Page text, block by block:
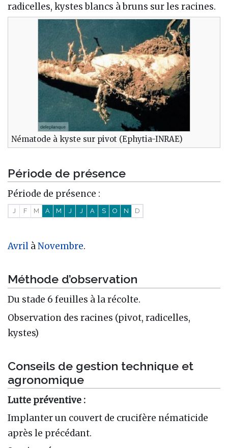
radicelles, kystes blancs à bruns sur les racines.
Nématode à kyste sur pivot (Ephytia-INRAE)
Période de présence
Période de présence :
J F M A M J J A S O N D
Avril àNovembre.
Méthode d’observation
Du stade 6 feuilles à la récolte.
Observation des racines (pivot, radicelles,
kystes)
Conseils de gestion technique et
agronomique
Lutte préventive :
Implanter un couvert de crucifère nématicide
après le précédant.